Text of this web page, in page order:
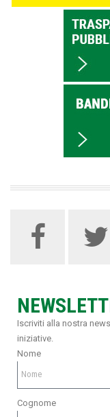
Iscriviti alla nostra
iniziative.
Nome
Cognome